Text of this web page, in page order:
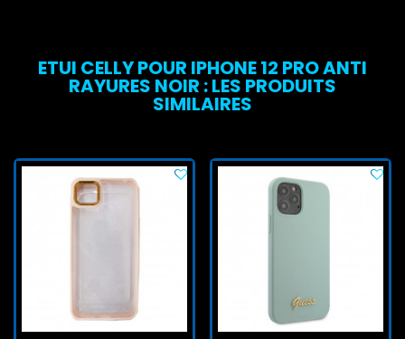
ETUI CELLY POUR IPHONE 12 PRO ANTI
RAYURES NOIR : LES PRODUITS
SIMILAIRES